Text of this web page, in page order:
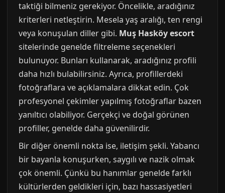
taktiği bilmeniz gerekiyor. Öncelikle, aradığınız
kriterleri netleştirin. Mesela yaş aralığı, ten rengi
veya konuşulan diller gibi. Muş Hasköy escort
sitelerinde genelde filtreleme seçenekleri
bulunuyor. Bunları kullanarak, aradığınız profili
daha hızlı bulabilirsiniz. Ayrıca, profillerdeki
fotoğraflara ve açıklamalara dikkat edin. Çok
profesyonel çekimler yapılmış fotoğraflar bazen
yanıltıcı olabiliyor. Gerçekçi ve doğal görünen
profiller, genelde daha güvenilirdir.
Bir diğer önemli nokta ise, iletişim şekli. Yabancı
bir bayanla konuşurken, saygılı ve nazik olmak
çok önemli. Çünkü bu hanımlar genelde farklı
kültürlerden geldikleri için, bazı hassasiyetleri